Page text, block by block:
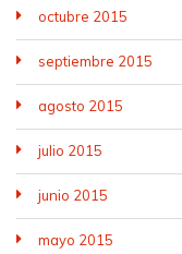
octubre 2015
septiembre 2015
agosto 2015
julio 2015
junio 2015
mayo 2015